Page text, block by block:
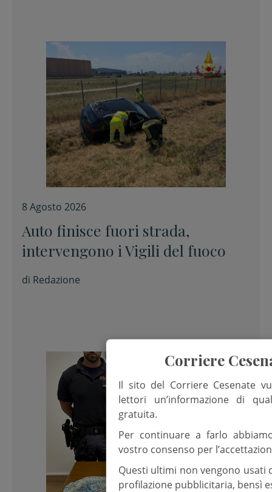
8 Agosto 2026
Auto finisce fuori strada,
intervengono i Vigili del fuoco
di Redazione
Corriere
Il sito del Corriere Cesenate
lettori un’informazione di
gratuita.
Per continuare a farlo
vostro consenso per
Questi ultimi non vengono usati
profilazione pubblicitaria, bensì